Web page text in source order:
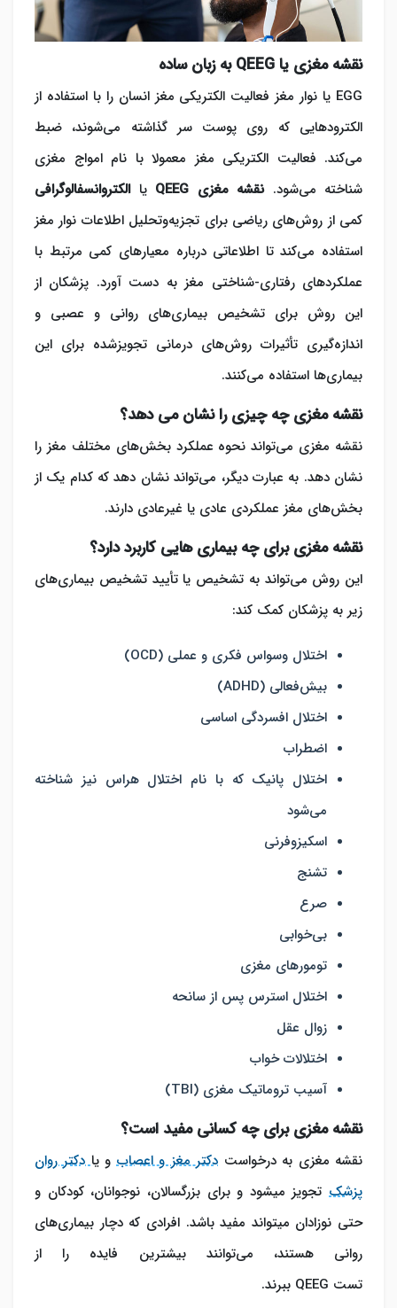
نقشه مغزی یا QEEG به زبان ساده
EGG یا نوار مغز فعالیت الکتریکی مغز انسان را با استفاده از
الکترودهایی که روی پوست سر گذاشته می‌شوند، ضبط
می‌کند. فعالیت الکتریکی مغز معمولا با نام امواج مغزی
شناخته می‌شود.نقشه مغزی QEEG یاالکتروانسفالوگرافی
کمی از روش‌های ریاضی برای تجزیه‌وتحلیل اطلاعات نوار مغز
استفاده می‌کند تا اطلاعاتی درباره معیارهای کمی مرتبط با
عملکردهای رفتاری-شناختی مغز به دست آورد. پزشکان از
این روش برای تشخیص بیماری‌های روانی و عصبی و
اندازه‌گیری تأثیرات روش‌های درمانی تجویزشده برای این
بیماری‌ها استفاده می‌کنند.
نقشه مغزی چه چیزی را نشان می دهد؟
نقشه مغزی می‌تواند نحوه عملکرد بخش‌های مختلف مغز را
نشان دهد. به عبارت دیگر، می‌تواند نشان دهد که کدام یک از
بخش‌های مغز عملکردی عادی یا غیرعادی دارند.
نقشه مغزی برای چه بیماری هایی کاربرد دارد؟
این روش می‌تواند به تشخیص یا تأیید تشخیص بیماری‌های
زیر به پزشکان کمک کند:
اختلال وسواس فکری و عملی (OCD)
بیش‌فعالی (ADHD)
اختلال افسردگی اساسی
اضطراب
اختلال پانیک که با نام اختلال هراس نیز شناخته
می‌شود
اسکیزوفرنی
تشنج
صرع
بی‌خوابی
تومورهای مغزی
اختلال استرس پس از سانحه
زوال عقل
اختلالات خواب
آسیب تروماتیک مغزی (TBI)
نقشه مغزی برای چه کسانی مفید است؟
نقشه مغزی به درخواست دکتر مغز و اعصابو یادکتر روان
پزشک تجویز میشود و برای بزرگسالان، نوجوانان، کودکان و
حتی نوزادان میتواند مفید باشد. افرادی که دچار بیماری‌های
روانی هستند، می‌توانند بیشترین فایده را از
تست QEEG ببرند.